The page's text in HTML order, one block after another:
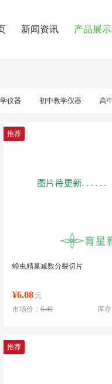
新闻资讯 产品展示
仪器 初中教学仪器 高
推荐
蝗虫精巢减数分裂切片
¥6.08 元
库
市场价：6.40
推荐